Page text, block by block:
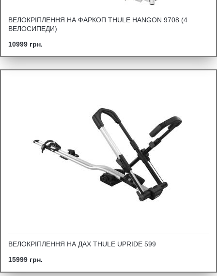
ВЕЛОКРІПЛЕННЯ НА ФАРКОП THULE HANGON 9708 (4
ВЕЛОСИПЕДИ)
10999 грн.
ВЕЛОКРІПЛЕННЯ НА ДАХ THULE UPRIDE 599
15999 грн.